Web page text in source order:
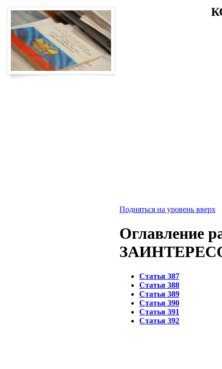
Подняться на уровень вверх
Оглавление
Статья 387
Статья 388
Статья 389
Статья 390
Статья 391
Статья 392